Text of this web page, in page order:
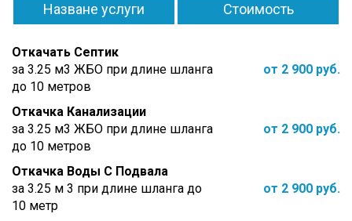
Назване услуги Стоимость
Откачать Септик
за 3.25 м3 ЖБО при длине шланга
до 10 метров
от 2 900 руб.
Откачка Канализации
за 3.25 м3 ЖБО при длине шланга
до 10 метров
от 2 900 руб.
Откачка Воды С Подвала
за 3.25 м 3 при длине шланга до
10 метр
от 2 900 руб.